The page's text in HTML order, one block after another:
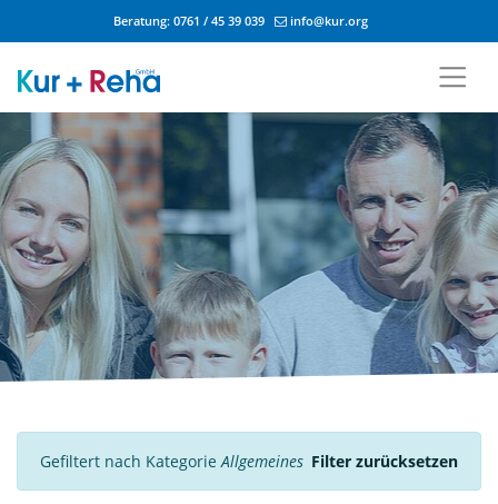
Beratung: 0761 / 45 39 039 info@kur.org
Gefiltert nach Kategorie Allgemeines Filter zurücksetzen